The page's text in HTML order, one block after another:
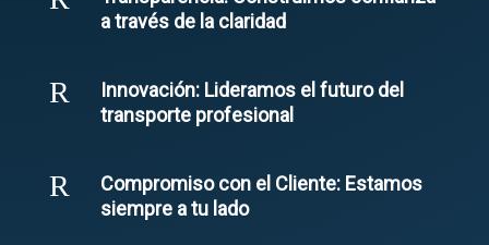
a través de la claridad
R
Innovación: Lideramos el futuro del
transporte profesional
R
Compromiso con el Cliente: Estamos
siempre a tu lado